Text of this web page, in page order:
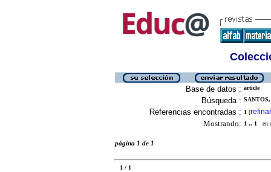
Base de datos : article
Búsqueda :
Referencias encontradas : 1 [refinar
Mostrando: 1 .. 1 en
página 1 de 1
1 / 1